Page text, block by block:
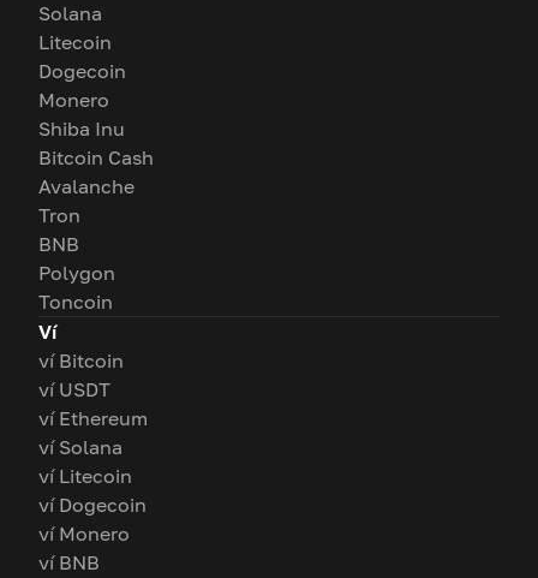
Solana
Litecoin
Dogecoin
Monero
Shiba Inu
Bitcoin Cash
Avalanche
Tron
BNB
Polygon
Toncoin
Ví
ví Bitcoin
ví USDT
ví Ethereum
ví Solana
ví Litecoin
ví Dogecoin
ví Monero
ví BNB